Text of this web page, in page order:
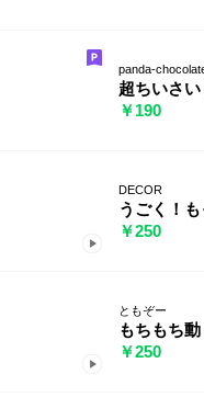
panda-
超ちいさい
￥190
DECOR
うごく！
￥250
ともぞー
もちもち
￥250